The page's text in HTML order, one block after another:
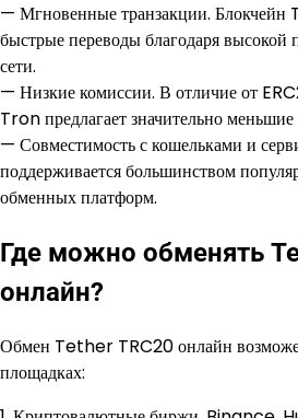
— Мгновенные транзакции. Блокчейн
быстрые переводы благодаря высокой
сети.
— Низкие комиссии. В отличие от
Tron предлагает значительно меньшие
— Совместимость с кошельками и
поддерживается большинством
обменных платформ.
Где можно обменять
онлайн?
Обмен Tether TRC20 онлайн
площадках: